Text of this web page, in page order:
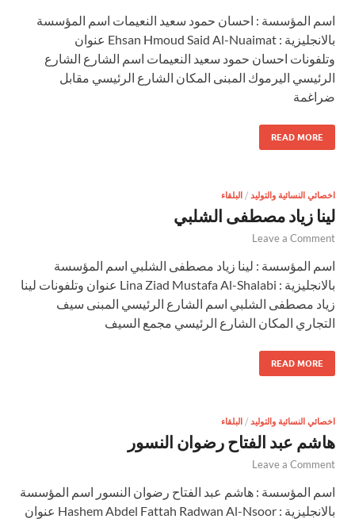
اسم المؤسسة : احسان حمود سعيد النعيمات اسم المؤسسة
بالانجليزية : Ehsan Hmoud Said Al-Nuaimat عنوان
وتلفونات احسان حمود سعيد النعيمات اسم الشارع الشارع
الرئيسي اليرموك المبنى المكان الشارع الرئيسي مقابل
ضراغمة
READ MORE
اخصائي النسائية والتوليد / البلقاء
لينا زياد مصطفى الشلبي
Leave a Comment
اسم المؤسسة : لينا زياد مصطفى الشلبي اسم المؤسسة
بالانجليزية : Lina Ziad Mustafa Al-Shalabi عنوان وتلفونات لينا
زياد مصطفى الشلبي اسم الشارع الرئيسي المبنى سيف
التجاري المكان الشارع الرئيسي مجمع السيف
READ MORE
اخصائي النسائية والتوليد / البلقاء
هاشم عبد الفتاح رضوان النسور
Leave a Comment
اسم المؤسسة : هاشم عبد الفتاح رضوان النسور اسم المؤسسة
بالانجليزية : Hashem Abdel Fattah Radwan Al-Nsoor عنوان